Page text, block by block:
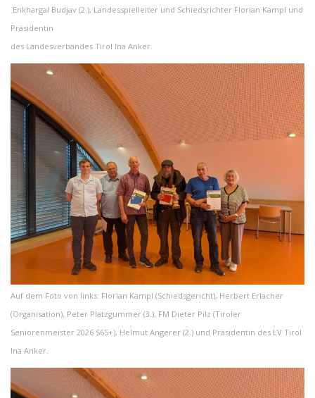
Enkhargal Budjav (2.), Landesspielleiter und Schiedsrichter Florian Kampl und
Präsidentin
des Landesverbandes Tirol Ina Anker.
Auf dem Foto von links: Florian Kampl (Schiedsgericht), Herbert Erlacher
(Organisation), Peter Platzgummer (3.), FM Dieter Pilz (Tiroler
Seniorenmeister 2026 S65+), Helmut Angerer (2.) und Präsidentin des LV Tirol
Ina Anker.